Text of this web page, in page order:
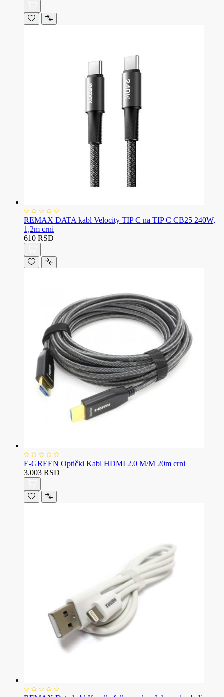
REMAX DATA kabl Velocity TIP C na TIP C CB25 240W,
1,2m crni
610 RSD
E-GREEN Optički Kabl HDMI 2.0 M/M 20m crni
3.003 RSD